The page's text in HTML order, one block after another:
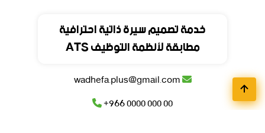
خدمة تصميم سيرة ذاتية احترافية
مطابقة لأنظمة التوظيف ATS
المملكة العربية السعودية
+966 0000 000 00